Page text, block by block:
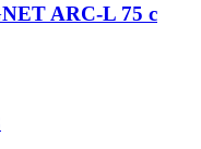
ARC-L 75 с